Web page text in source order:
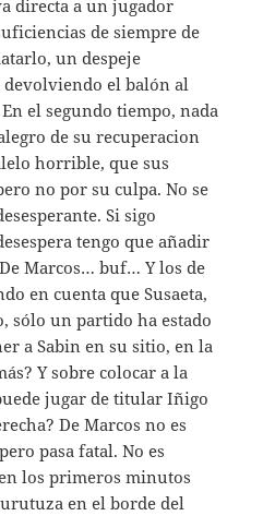
directa a un jugador
de siempre de
un despeje
el balón al
el segundo tiempo, nada
de su recuperacion
horrible, que sus
no por su culpa. No se
Si sigo
tengo que añadir
Marcos… buf… Y los de
en cuenta que Susaeta,
sólo un partido ha estado
a Sabin en su sitio, en la
Y sobre colocar a la
jugar de titular Iñigo
De Marcos no es
pasa fatal. No es
los primeros minutos
en el borde del